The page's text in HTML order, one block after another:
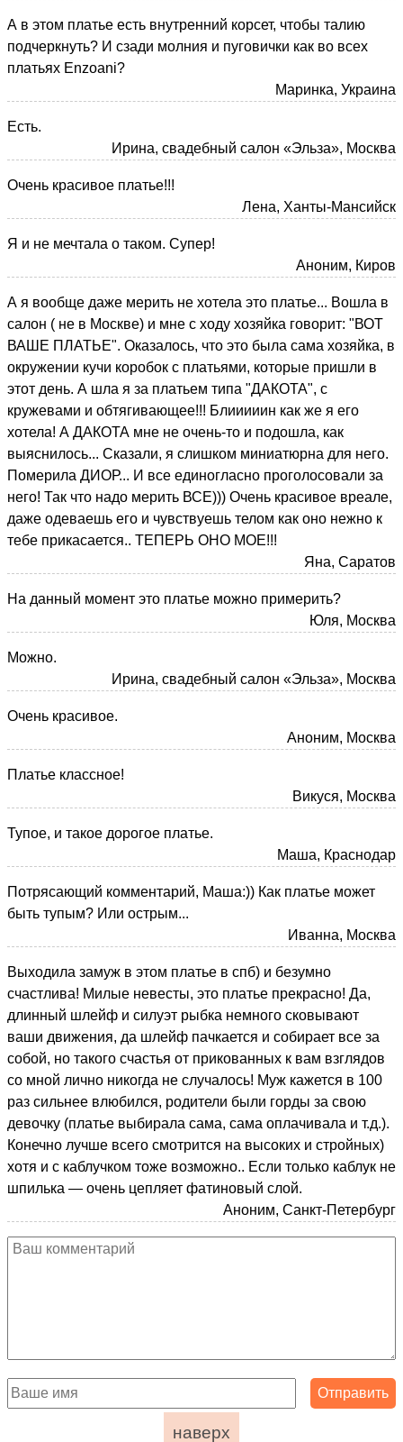
А в этом платье есть внутренний корсет, чтобы талию
подчеркнуть? И сзади молния и пуговички как во всех
платьях Enzoani?
Маринка, Украина
Есть.
Ирина, свадебный салон «Эльза», Москва
Очень красивое платье!!!
Лена, Ханты-Мансийск
Я и не мечтала о таком. Супер!
Аноним, Киров
А я вообще даже мерить не хотела это платье... Вошла в
салон ( не в Москве) и мне с ходу хозяйка говорит: "ВОТ
ВАШЕ ПЛАТЬЕ". Оказалось, что это была сама хозяйка, в
окружении кучи коробок с платьями, которые пришли в
этот день. А шла я за платьем типа "ДАКОТА", с
кружевами и обтягивающее!!! Блииииин как же я его
хотела! А ДАКОТА мне не очень-то и подошла, как
выяснилось... Сказали, я слишком миниатюрна для него.
Померила ДИОР... И все единогласно проголосовали за
него! Так что надо мерить ВСЕ))) Очень красивое вреале,
даже одеваешь его и чувствуешь телом как оно нежно к
тебе прикасается.. ТЕПЕРЬ ОНО МОЕ!!!
Яна, Саратов
На данный момент это платье можно примерить?
Юля, Москва
Можно.
Ирина, свадебный салон «Эльза», Москва
Очень красивое.
Аноним, Москва
Платье классное!
Викуся, Москва
Тупое, и такое дорогое платье.
Маша, Краснодар
Потрясающий комментарий, Маша:)) Как платье может
быть тупым? Или острым...
Иванна, Москва
Выходила замуж в этом платье в спб) и безумно
счастлива! Милые невесты, это платье прекрасно! Да,
длинный шлейф и силуэт рыбка немного сковывают
ваши движения, да шлейф пачкается и собирает все за
собой, но такого счастья от прикованных к вам взглядов
со мной лично никогда не случалось! Муж кажется в 100
раз сильнее влюбился, родители были горды за свою
девочку (платье выбирала сама, сама оплачивала и т.д.).
Конечно лучше всего смотрится на высоких и стройных)
хотя и с каблучком тоже возможно.. Если только каблук не
шпилька — очень цепляет фатиновый слой.
Аноним, Санкт-Петербург
наверх